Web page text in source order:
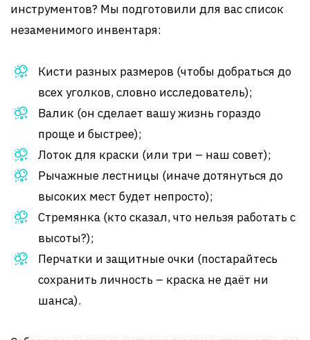
инструментов? Мы подготовили для вас список
незаменимого инвентаря:
Кисти разных размеров (чтобы добраться до
всех уголков, словно исследователь);
Валик (он сделает вашу жизнь гораздо
проще и быстрее);
Лоток для краски (или три – наш совет);
Рычажные лестницы (иначе дотянуться до
высоких мест будет непросто);
Стремянка (кто сказал, что нельзя работать с
высоты?);
Перчатки и защитные очки (постарайтесь
сохранить личность – краска не даёт ни
шанса).